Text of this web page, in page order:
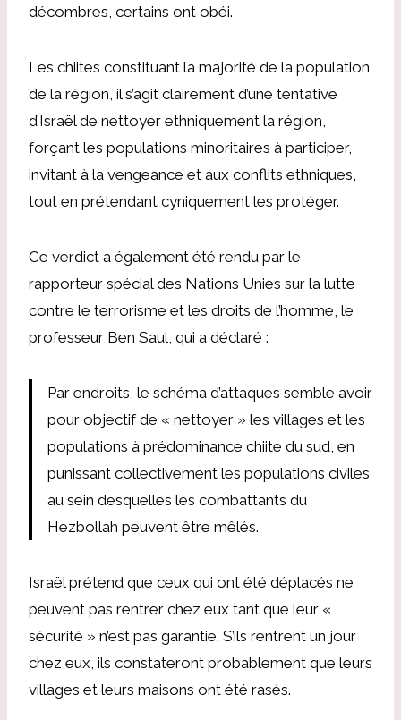
décombres, certains ont obéi.
Les chiites constituant la majorité de la population
de la région, il s’agit clairement d’une tentative
d’Israël de nettoyer ethniquement la région,
forçant les populations minoritaires à participer,
invitant à la vengeance et aux conflits ethniques,
tout en prétendant cyniquement les protéger.
Ce verdict a également été rendu par le
rapporteur spécial des Nations Unies sur la lutte
contre le terrorisme et les droits de l’homme, le
professeur Ben Saul, qui a déclaré :
Par endroits, le schéma d’attaques semble avoir
pour objectif de « nettoyer » les villages et les
populations à prédominance chiite du sud, en
punissant collectivement les populations civiles
au sein desquelles les combattants du
Hezbollah peuvent être mêlés.
Israël prétend que ceux qui ont été déplacés ne
peuvent pas rentrer chez eux tant que leur «
sécurité » n’est pas garantie. S’ils rentrent un jour
chez eux, ils constateront probablement que leurs
villages et leurs maisons ont été rasés.